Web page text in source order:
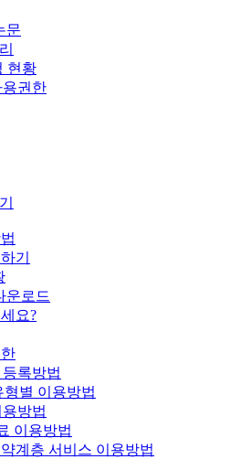
문
현황
용권한
기
운로드
요?
록방법
형별 이용방법
방법
이용방법
계층 서비스 이용방법